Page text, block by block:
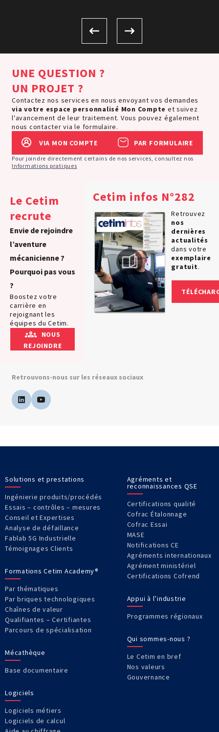
UNE QUESTION ?
UN PROJET ?
Contactez nos services en nous envoyant vos demandes
via votre espace personnalisé Mon Compte et suivez
l'avancement de leur traitement. Vous pouvez également
nous contacter via le formulaire.
VIA MON COMPTE
PAR FORMULAIRE
Pour joindre directement certains de nos services, consultez nos
Informations pratiques
Cetim infos N°282
Retrouvez
nos
dernières
actualités
dans votre
exemplaire
gratuit.
Le Cetim
recrute
Envie de rejoindre
l’aventure
mécanicienne ?
Pourquoi pas vous
?
Boostez votre
carrière en
rejoignant les
équipes du Cetim.
NOUS
REJOINDRE
Retrouvons-nous sur les réseaux sociaux
Solutions et prestations
Ingénierie produits/procédés
Essais – contrôles – mesures
Conseil et Expertises
Analyse de défaillance
Fablab 5G Industrielle
Témoignages Clients
Formations Cetim Academy®
Par thématiques
Par briques technologiques
Chaînes de valeur
Qualifiantes – Certifiantes
Parcours de spécialisation
Mécathèque
Base documentaire
Logiciels
Logiciels métiers
Logiciels de calcul
Agréments et
reconnaissances QSE
Certifications qualité
Cofrac Étalonnage
Cofrac Essai
MASE
Notifications CE
Agréments internationaux
Agrément ministériel
Certifications Cofrend
Appui à l’industrie
Programmes régionaux
Qui sommes-nous ?
Le Cetim en bref
Nos valeurs
Gouvernance